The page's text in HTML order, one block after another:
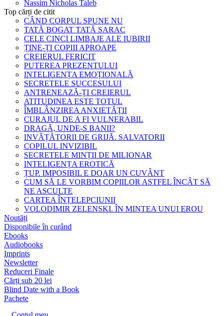
Nassim Nicholas Taleb
Top cărți de citit
CÂND CORPUL SPUNE NU
TATĂ BOGAT TATĂ SARAC
CELE CINCI LIMBAJE ALE IUBIRII
ȚINE-ȚI COPIII APROAPE
CREIERUL FERICIT
PUTEREA PREZENTULUI
INTELIGENȚA EMOȚIONALĂ
SECRETELE SUCCESULUI
ANTRENEAZĂ-ȚI CREIERUL
ATITUDINEA ESTE TOTUL
ÎMBLÂNZIREA ANXIETĂȚII
CURAJUL DE A FI VULNERABIL
DRAGĂ, UNDE-S BANII?
INVĂȚĂTORII DE GRIJĂ. SALVATORII
COPILUL INVIZIBIL
SECRETELE MINȚII DE MILIONAR
INTELIGENȚA EROTICĂ
ȚUP. IMPOSIBIL E DOAR UN CUVÂNT
CUM SĂ LE VORBIM COPIILOR ASTFEL ÎNCÂT SĂ
NE ASCULTE
CARTEA ÎNȚELEPCIUNII
VOLODIMIR ZELENSKI. ÎN MINTEA UNUI EROU
Noutăți
Disponibile în curând
Ebooks
Audiobooks
Imprints
Newsletter
Reduceri Finale
Cărți sub 20 lei
Blind Date with a Book
Pachete